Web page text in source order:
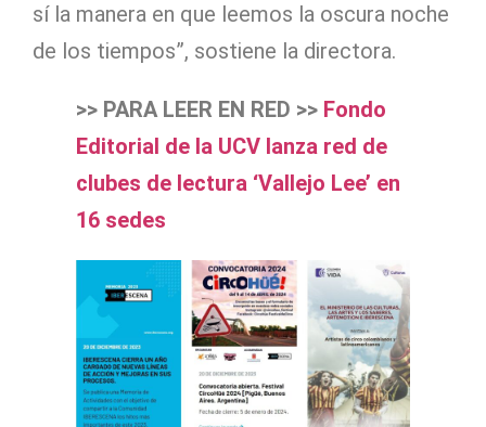
sí la manera en que leemos la oscura noche
de los tiempos”, sostiene la directora.
>> PARA LEER EN RED >> Fondo
Editorial de la UCV lanza red de
clubes de lectura ‘Vallejo Lee’ en
16 sedes